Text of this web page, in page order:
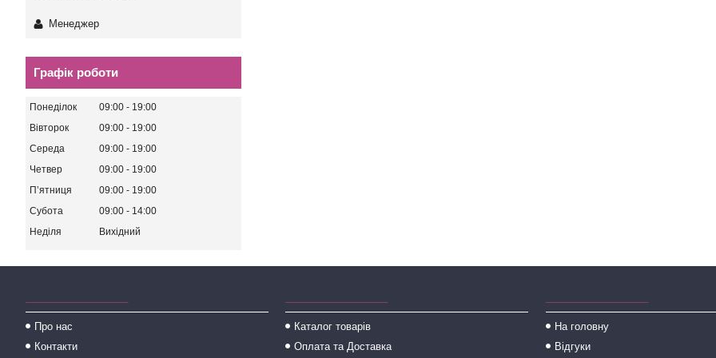
Менеджер
Графік роботи
Понеділок 09:00
19:00
Вівторок
09:00
19:00
Середа
09:00
19:00
Четвер
09:00
19:00
Пʼятниця
09:00
19:00
Субота
09:00
14:00
Неділя
Вихідний
Про нас
Контакти
Каталог товарів
Оплата та Доставка
На головну
Відгуки